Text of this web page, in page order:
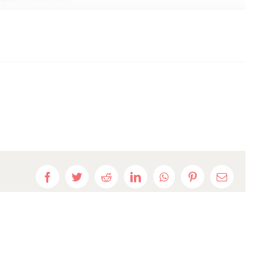
FacebookTwitterRedditLinkedInWhatsAppPinterest
E-